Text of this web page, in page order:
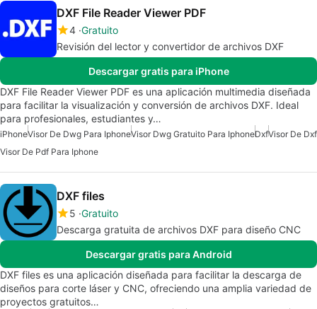
DXF File Reader Viewer PDF
4 Gratuito
Revisión del lector y convertidor de archivos DXF
Descargar gratis para iPhone
DXF File Reader Viewer PDF es una aplicación multimedia diseñada
para facilitar la visualización y conversión de archivos DXF. Ideal
para profesionales, estudiantes y…
iPhoneVisor De Dwg Para IphoneVisor Dwg Gratuito Para IphoneDxfVisor De Dxf
Visor De Pdf Para Iphone
DXF files
5 Gratuito
Descarga gratuita de archivos DXF para diseño CNC
Descargar gratis para Android
DXF files es una aplicación diseñada para facilitar la descarga de
diseños para corte láser y CNC, ofreciendo una amplia variedad de
proyectos gratuitos…